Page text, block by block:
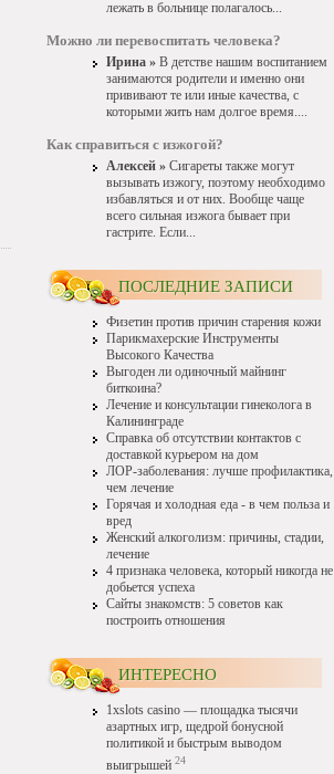
лежать в больнице полагалось...
Можно ли перевоспитать человека?
Ирина » В детстве нашим воспитанием
занимаются родители и именно они
прививают те или иные качества, с
которыми жить нам долгое время....
Как справиться с изжогой?
Алексей » Сигареты также могут
вызывать изжогу, поэтому необходимо
избавляться и от них. Вообще чаще
всего сильная изжога бывает при
гастрите. Если...
ПОСЛЕДНИЕ ЗАПИСИ
Физетин против причин старения кожи
Парикмахерские Инструменты
Высокого Качества
Выгоден ли одиночный майнинг
биткоина?
Лечение и консультации гинеколога в
Калининграде
Справка об отсутствии контактов с
доставкой курьером на дом
ЛОР-заболевания: лучше профилактика,
чем лечение
Горячая и холодная еда - в чем польза и
вред
Женский алкоголизм: причины, стадии,
лечение
4 признака человека, который никогда не
добьется успеха
Сайты знакомств: 5 советов как
построить отношения
ИНТЕРЕСНО
1xslots casino — площадка тысячи
азартных игр, щедрой бонусной
политикой и быстрым выводом
выигрышей 24